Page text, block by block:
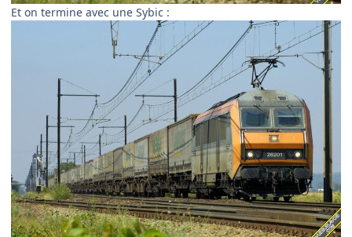
Et on termine avec une Sybic :